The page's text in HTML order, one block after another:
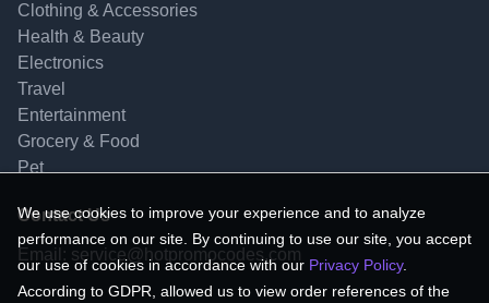
Clothing & Accessories
Health & Beauty
Electronics
Travel
Entertainment
Grocery & Food
Pet
Contact Us
Email: service@hotpromocodes.com
We use cookies to improve your experience and to analyze
performance on our site. By continuing to use our site, you accept
our use of cookies in accordance with our Privacy Policy.
According to GDPR, allowed us to view order references of the